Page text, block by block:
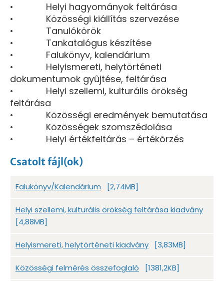
• Helyi hagyományok feltárása
• Közösségi kiállítás szervezése
• Tanulókörök
• Tankatalógus készítése
• Falukönyv, kalendárium
• Helyismereti, helytörténeti
dokumentumok gyûjtése, feltárása
• Helyi szellemi, kulturális örökség
feltárása
• Közösségi eredmények bemutatása
• Közösségek szomszédolása
• Helyi értékfeltárás – értékõrzés
Csatolt fájl(ok)
Falukönyv/Kalendárium [2,74MB]
Helyi szellemi, kulturális örökség feltárása kiadvány
[4,88MB]
Helyismereti, helytörténeti kiadvány [3,83MB]
Közösségi felmérés összefoglaló [1381,2KB]